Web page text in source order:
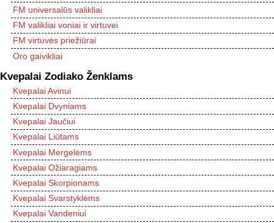
FM universalūs valikliai
FM valikliai voniai ir virtuvei
FM virtuvės priežiūrai
Oro gaivikliai
Kvepalai Zodiako Ženklams
Kvepalai Avinui
Kvepalai Dvyniams
Kvepalai Jaučiui
Kvepalai Liūtams
Kvepalai Mergelėms
Kvepalai Ožiaragiams
Kvepalai Skorpionams
Kvepalai Svarstyklėms
Kvepalai Vandeniui